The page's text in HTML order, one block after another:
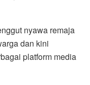
nyawa remaja
dan kini
platform media